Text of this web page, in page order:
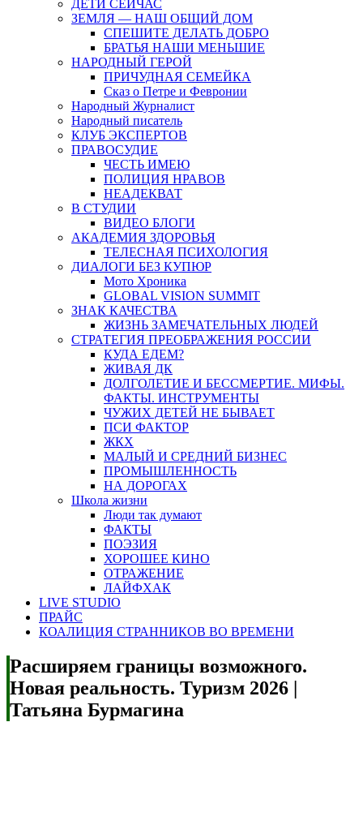
ДЕТИ СЕЙЧАС
ЗЕМЛЯ — НАШ ОБЩИЙ ДОМ
СПЕШИТЕ ДЕЛАТЬ ДОБРО
БРАТЬЯ НАШИ МЕНЬШИЕ
НАРОДНЫЙ ГЕРОЙ
ПРИЧУДНАЯ СЕМЕЙКА
Сказ о Петре и Февронии
Народный Журналист
Народный писатель
КЛУБ ЭКСПЕРТОВ
ПРАВОСУДИЕ
ЧЕСТЬ ИМЕЮ
ПОЛИЦИЯ НРАВОВ
НЕАДЕКВАТ
В СТУДИИ
ВИДЕО БЛОГИ
АКАДЕМИЯ ЗДОРОВЬЯ
ТЕЛЕСНАЯ ПСИХОЛОГИЯ
ДИАЛОГИ БЕЗ КУПЮР
Мото Хроника
GLOBAL VISION SUMMIT
ЗНАК КАЧЕСТВА
ЖИЗНЬ ЗАМЕЧАТЕЛЬНЫХ ЛЮДЕЙ
СТРАТЕГИЯ ПРЕОБРАЖЕНИЯ РОССИИ
КУДА ЕДЕМ?
ЖИВАЯ ДК
ДОЛГОЛЕТИЕ И БЕССМЕРТИЕ. МИФЫ.
ФАКТЫ. ИНСТРУМЕНТЫ
ЧУЖИХ ДЕТЕЙ НЕ БЫВАЕТ
ПСИ ФАКТОР
ЖКХ
МАЛЫЙ И СРЕДНИЙ БИЗНЕС
ПРОМЫШЛЕННОСТЬ
НА ДОРОГАХ
Школа жизни
Люди так думают
ФАКТЫ
ПОЭЗИЯ
ХОРОШЕЕ КИНО
ОТРАЖЕНИЕ
ЛАЙФХАК
LIVE STUDIO
ПРАЙС
КОАЛИЦИЯ СТРАННИКОВ ВО ВРЕМЕНИ
Расширяем границы возможного.
Новая реальность. Туризм 2026 |
Татьяна Бурмагина